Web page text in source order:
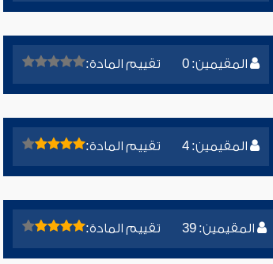
المقيمين: 0 تقييم المادة:
المقيمين: 4 تقييم المادة:
المقيمين: 39 تقييم المادة: